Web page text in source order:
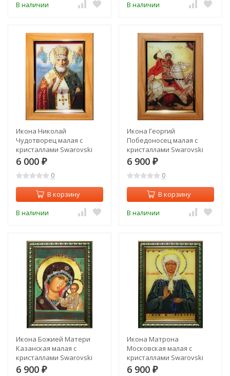
В наличии В наличии
Икона Николай
Чудотворец малая с
кристаллами Swarovski
(1445)
6 000 ₽
0
В корзину
В наличии
Икона Георгий
Победоносец малая с
кристаллами Swarovski
(1444)
6 900 ₽
0
В корзину
В наличии
Икона Божией Матери
Казанская малая с
кристаллами Swarovski
(1443)
6 900 ₽
Икона Матрона
Московская малая с
кристаллами Swarovski
(1442)
6 900 ₽